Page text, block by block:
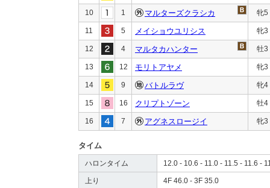
10 1 マルターズクラシカ 牝5
11 5 メイショウユリシス 牝3
12 4 マルタカハンター 牡3
13 12 モリトアヤメ 牝3
14 9 バトルラヴ 牝4
15 16 クリプトゾーン 牡4
16 7 アグネスロージイ 牝3
タイム
ハロンタイム 12.0 - 10.6 - 11.0 - 11.5 - 11.6 -
上り 4F 46.0 - 3F 35.0